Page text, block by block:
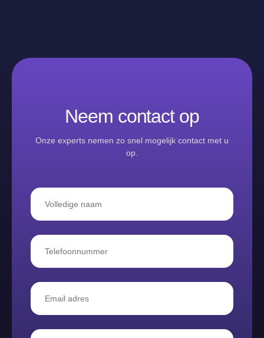
Neem contact op
Onze experts nemen zo snel mogelijk contact met u
op.